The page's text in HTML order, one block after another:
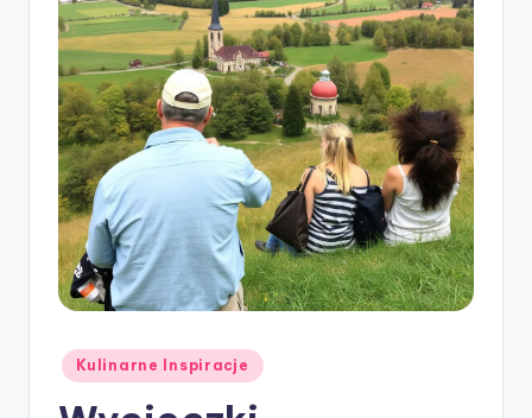
Posted
in
Kulinarne Inspiracje